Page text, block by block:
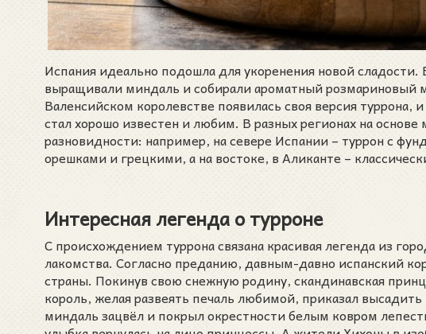
Испания идеально подошла для укоренения новой
выращивали миндаль и собирали ароматный розмариновый
Валенсийском королевстве появилась своя версия
стал хорошо известен и любим. В разных регионах на
разновидности: например, на севере Испании – туррон с
орешками и грецкими, а на востоке, в Аликанте –
Интересная легенда о турроне
С происхождением туррона связана красивая легенда из
лакомства. Согласно преданию, давным-давно испанский
страны. Покинув свою снежную родину, скандинавская
король, желая развеять печаль любимой, приказал
миндаль зацвёл и покрыл окрестности белым ковром